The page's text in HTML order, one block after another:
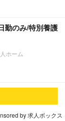
勤のみ/特別養護
ホーム
by 求人ボックス